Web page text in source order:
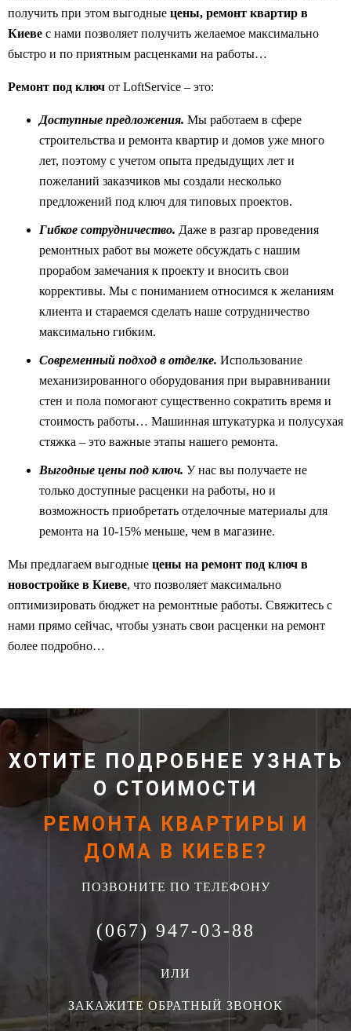
получить при этом выгодные цены, ремонт квартир в
Киеве с нами позволяет получить желаемое максимально
быстро и по приятным расценками на работы…
Ремонт под ключ от LoftService – это:
Доступные предложения. Мы работаем в сфере
строительства и ремонта квартир и домов уже много
лет, поэтому с учетом опыта предыдущих лет и
пожеланий заказчиков мы создали несколько
предложений под ключ для типовых проектов.
Гибкое сотрудничество. Даже в разгар проведения
ремонтных работ вы можете обсуждать с нашим
прорабом замечания к проекту и вносить свои
коррективы. Мы с пониманием относимся к желаниям
клиента и стараемся сделать наше сотрудничество
максимально гибким.
Современный подход в отделке. Использование
механизированного оборудования при выравнивании
стен и пола помогают существенно сократить время и
стоимость работы… Машинная штукатурка и полусухая
стяжка – это важные этапы нашего ремонта.
Выгодные цены под ключ. У нас вы получаете не
только доступные расценки на работы, но и
возможность приобретать отделочные материалы для
ремонта на 10-15% меньше, чем в магазине.
Мы предлагаем выгодные цены на ремонт под ключ в
новостройке в Киеве, что позволяет максимально
оптимизировать бюджет на ремонтные работы. Свяжитесь с
нами прямо сейчас, чтобы узнать свои расценки на ремонт
более подробно…
ХОТИТЕ ПОДРОБНЕЕ УЗНАТЬ
О СТОИМОСТИ
РЕМОНТА КВАРТИРЫ И
ДОМА В КИЕВЕ?
ПОЗВОНИТЕ ПО ТЕЛЕФОНУ
(067) 947-03-88
ИЛИ
ЗАКАЖИТЕ ОБРАТНЫЙ ЗВОНОК